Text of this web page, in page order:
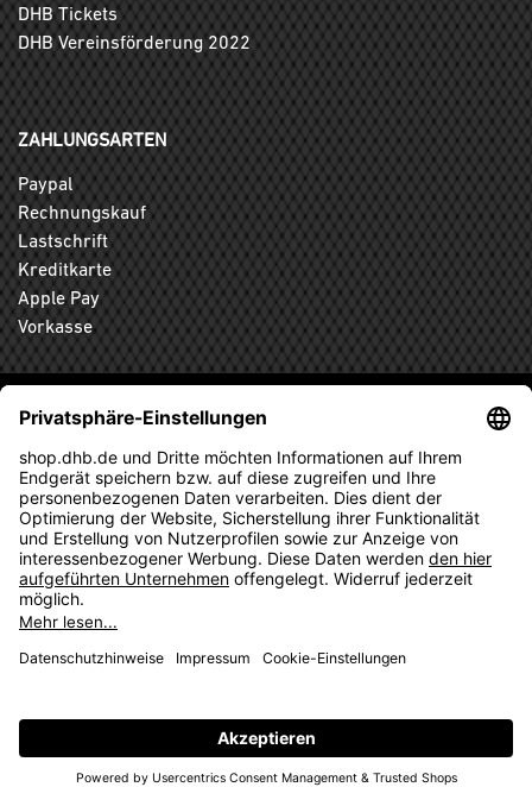
DHB Tickets
DHB Vereinsförderung 2022
ZAHLUNGSARTEN
Paypal
Rechnungskauf
Lastschrift
Kreditkarte
Apple Pay
Vorkasse
ABONNIEREN SIE DEN KOSTENLOSEN DHB-FANSHOP
NEWSLETTER UND VERPASSEN SIE KEINE NEUIGKEIT ODER
AKTION MEHR.
ANMELDEN